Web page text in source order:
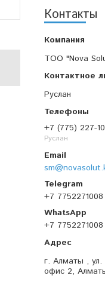
Контакты
TOO "Nova
Руслан
+7 (775) 227-
Руслан
+7 7752271008
+7 7752271008
г. Алматы ,
офис 2,